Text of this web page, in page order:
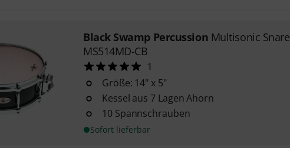
Black Swamp Percussion Multisonic Snare
MS514MD-CB
1
Größe: 14" x 5"
Kessel aus 7 Lagen Ahorn
10 Spannschrauben
Sofort lieferbar